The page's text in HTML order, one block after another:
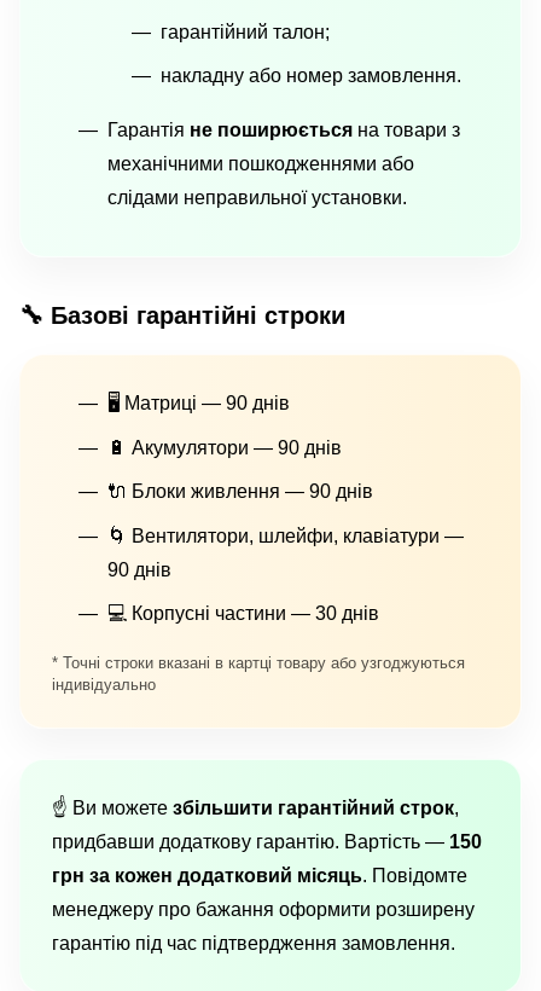
гарантійний талон;
накладну або номер замовлення.
Гарантія не поширюється на товари з
механічними пошкодженнями або
слідами неправильної установки.
🔧 Базові гарантійні строки
🖥 Матриці — 90 днів
🔋 Акумулятори — 90 днів
🔌 Блоки живлення — 90 днів
🌀 Вентилятори, шлейфи, клавіатури —
90 днів
💻 Корпусні частини — 30 днів
* Точні строки вказані в картці товару або узгоджуються
індивідуально
☝️ Ви можете збільшити гарантійний строк,
придбавши додаткову гарантію. Вартість — 150
грн за кожен додатковий місяць. Повідомте
менеджеру про бажання оформити розширену
гарантію під час підтвердження замовлення.